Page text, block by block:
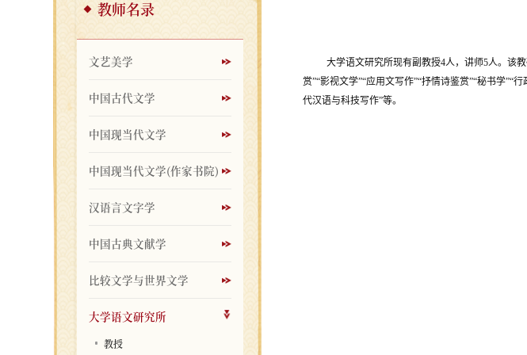
教师名录
文艺美学
中国古代文学
中国现当代文学
中国现当代文学(作家书院)
汉语言文字学
中国古典文献学
比较文学与世界文学
大学语文研究所
教授
大学语文研究所现有副教授4人，讲师5人。该
赏”“影视文学”“应用文写作”“抒情诗鉴赏”“秘书学”“
代汉语与科技写作”等。